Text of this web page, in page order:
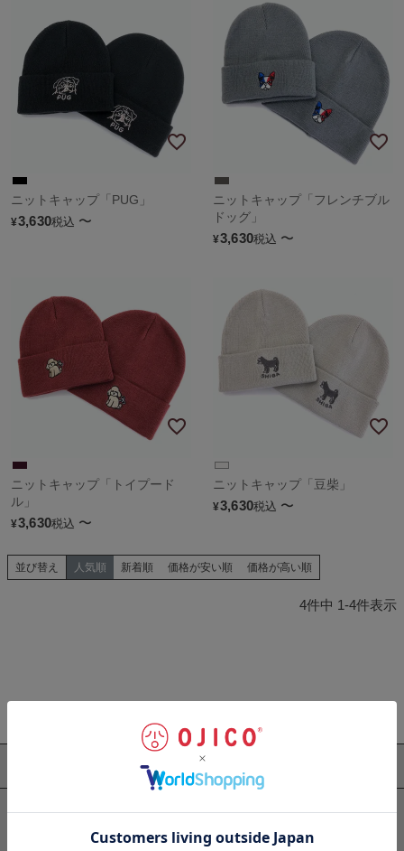
ニットキャップ「PUG」
¥3,630税込 〜
ニットキャップ「フレンチブル
ドッグ」
¥3,630税込 〜
ニットキャップ「トイプード
ル」
¥3,630税込 〜
ニットキャップ「豆柴」
¥3,630税込 〜
並び替え 人気順 新着順 価格が安い順 価格が高い順
4件中 1-4件表示
デザインを見る
半袖Tシャツ 長袖Tシャツ
ボーダー